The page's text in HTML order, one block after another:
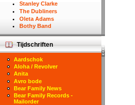
Stanley Clarke
The Dubliners
Oleta Adams
Bothy Band
Tijdschriften
Aardschok
Aloha / Revolver
Anita
Avro bode
Bear Family News
Bear Family Records -
Mailorder